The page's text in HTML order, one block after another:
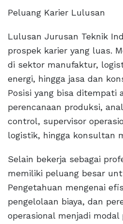
Peluang Karier Lulusan
Lulusan Jurusan Teknik
prospek karier yang luas.
di sektor manufaktur,
energi, hingga jasa dan
Posisi yang bisa ditempati
perencanaan produksi,
control, supervisor
logistik, hingga konsultan
Selain bekerja sebagai
memiliki peluang besar
Pengetahuan mengenai
pengelolaan biaya, dan
operasional menjadi